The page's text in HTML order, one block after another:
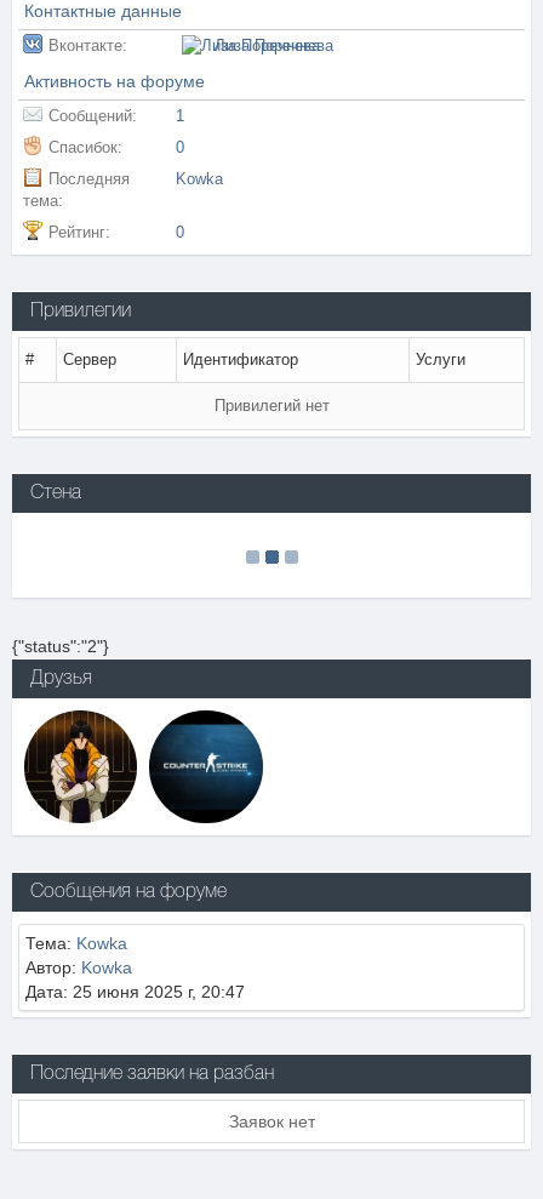
Контактные данные
Вконтакте: Лиза Поречнева
Активность на форуме
Сообщений:
1
Спасибок:
0
Последняя
тема:
Kowka
Рейтинг: 0
Привилегии
# Сервер Идентификатор Услуги
Привилегий нет
Стена
{"status":"2"}
Друзья
Сообщения на форуме
Тема: Kowka
Автор: Kowka
Дата: 25 июня 2025 г, 20:47
Последние заявки на разбан
Заявок нет